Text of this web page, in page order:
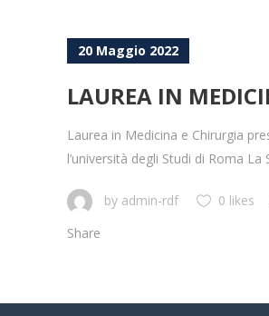
20 Maggio 2022
LAUREA IN
Laurea in Medicina e Chirurgia
l’università degli Studi di Roma La
by admin-rdf
0 likes
Share